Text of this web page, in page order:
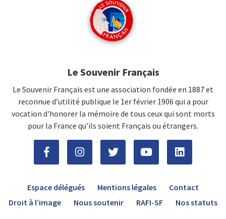
Le Souvenir Français
Le Souvenir Français est une association fondée en 1887 et
reconnue d’utilité publique le 1er février 1906 qui a pour
vocation d'honorer la mémoire de tous ceux qui sont morts
pour la France qu’ils soient Français ou étrangers.
Espace délégués Mentions légales
Contact
Droit à l’image
Nous soutenir RAFI-SF Nos statuts